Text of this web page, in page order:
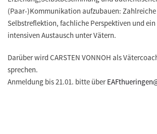
(Paar-)Kommunikation aufzubauen:
Selbstreflektion, fachliche Perspektiven und
intensiven Austausch unter Vätern.
Darüber wird CARSTEN VONNOH als
sprechen.
Anmeldung bis 21.01. bitte über